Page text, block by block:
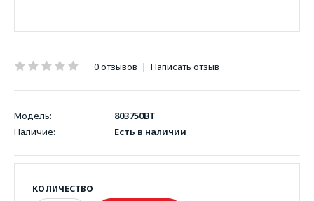
0 отзывов | Написать отзыв
Модель:
803750BT
Наличие:
Есть в наличии
КОЛИЧЕСТВО